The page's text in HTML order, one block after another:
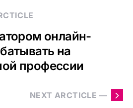
онлайн-
на
профессии
NEXT ARCTICLE —